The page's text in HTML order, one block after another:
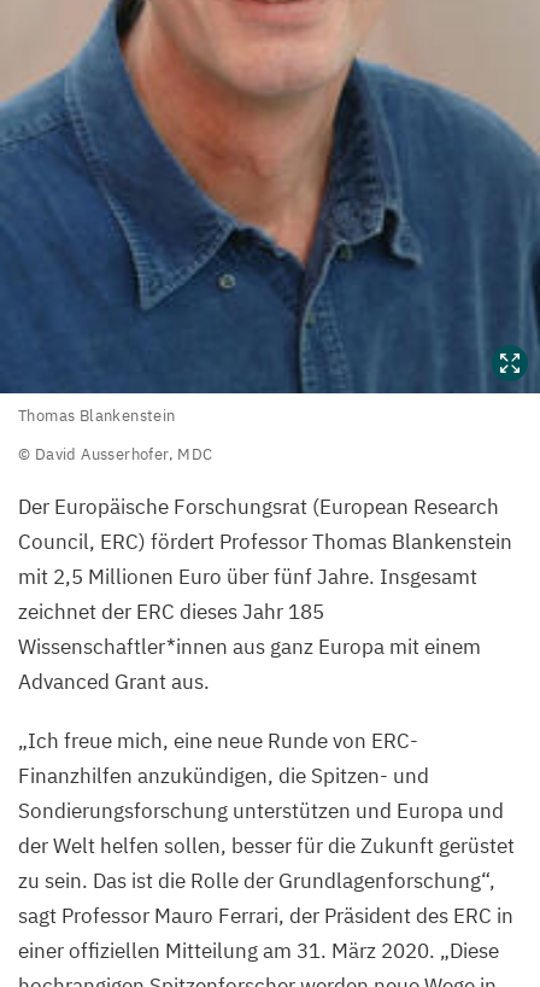
Thomas
Blankenstein
David
Ausserhofer,
Thomas Blankenstein
© David Ausserhofer, MDC
Der Europäische Forschungsrat (European Research
Council, ERC) fördert Professor Thomas Blankenstein
mit 2,5 Millionen Euro über fünf Jahre. Insgesamt
zeichnet der ERC dieses Jahr 185
Wissenschaftler*innen aus ganz Europa mit einem
Advanced Grant aus.
„Ich freue mich, eine neue Runde von ERC-
Finanzhilfen anzukündigen, die Spitzen- und
Sondierungsforschung unterstützen und Europa und
der Welt helfen sollen, besser für die Zukunft gerüstet
zu sein. Das ist die Rolle der Grundlagenforschung“,
sagt Professor Mauro Ferrari, der Präsident des ERC in
einer offiziellen Mitteilung am 31. März 2020. „Diese